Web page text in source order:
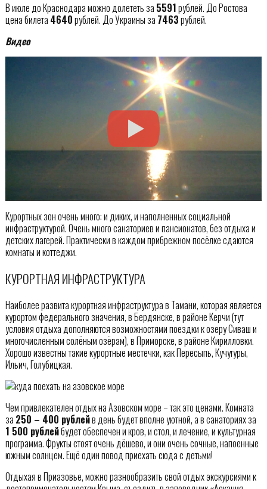
В июле до Краснодара можно долететь за 5591рублей. До Ростова
цена билета 4640рублей. До Украины за 7463рублей.
Видео
Курортных зон очень много: и диких, и наполненных социальной
инфраструктурой. Очень много санаториев и пансионатов, без отдыха и
детских лагерей. Практически в каждом прибрежном посёлке сдаются
комнаты и коттеджи.
КУРОРТНАЯ ИНФРАСТРУКТУРА
Наиболее развита курортная инфраструктура в Тамани, которая является
курортом федерального значения, в Бердянске, в районе Керчи (тут
условия отдыха дополняются возможностями поездки к озеру Сиваш и
многочисленным солёным озёрам), в Приморске, в районе Кирилловки.
Хорошо известны такие курортные местечки, как Пересыпь, Кучугуры,
Ильич, Голубицкая.
Чем привлекателен отдых на Азовском море – так это ценами. Комната
за 250 – 400 рублейв день будет вполне уютной, а в санаториях за
1 500 рублейбудет обеспечен и кров, и стол, и лечение, и культурная
программа. Фрукты стоят очень дёшево, и они очень сочные, напоенные
южным солнцем. Ещё один повод приехать сюда с детьми!
Отдыхая в Приазовье, можно разнообразить свой отдых экскурсиями к